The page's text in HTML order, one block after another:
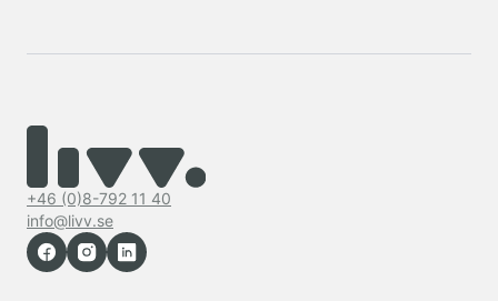
+46 (0)8-792 11 40
info@livv.se